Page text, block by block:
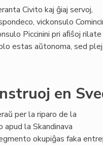
Civito kaj ĝiaj servoj,
vickonsulo
Piccinini pri aﬁŝoj
estas aŭtonoma, sed
en
per la riparo de la
la Skandinava
okupiĝas faka